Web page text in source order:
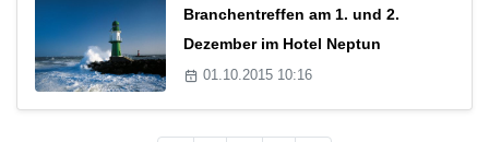
Branchentreffen am 1. und 2.
Dezember im Hotel Neptun
01.10.2015 10:16